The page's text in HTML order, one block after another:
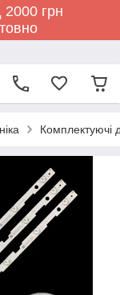
грн
Комплектуючі